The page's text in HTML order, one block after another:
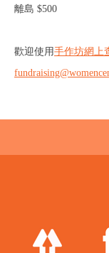
離島 $500
歡迎使用手作坊網上